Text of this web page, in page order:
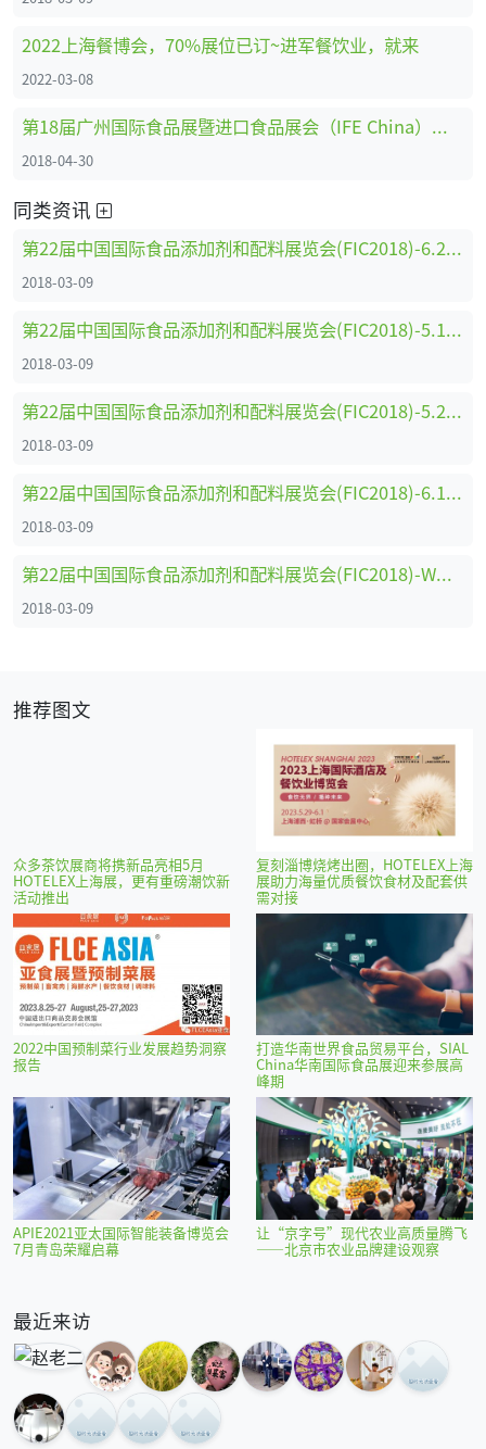
2022上海餐博会，70%展位已订~进军餐饮业，就来
2022-03-08
第18届广州国际食品展暨进口食品展会（IFE China）参展名录
2018-04-30
同类资讯
第22届中国国际食品添加剂和配料展览会(FIC2018)-6.2馆（国内香精展区）参展企业名录
2018-03-09
第22届中国国际食品添加剂和配料展览会(FIC2018)-5.1馆（国际展区）参展企业名录
2018-03-09
第22届中国国际食品添加剂和配料展览会(FIC2018)-5.2馆（国内综合展区）参展企业名录
2018-03-09
第22届中国国际食品添加剂和配料展览会(FIC2018)-6.1馆（国际和国内机械展区）参展企业名录
2018-03-09
第22届中国国际食品添加剂和配料展览会(FIC2018)-WH馆（天然展区）参展企业名录
2018-03-09
推荐图文
众多茶饮展商将携新品亮相5月
HOTELEX上海展，更有重磅潮饮新
活动推出
复刻淄博烧烤出圈，HOTELEX上海
展助力海量优质餐饮食材及配套供
需对接
2022中国预制菜行业发展趋势洞察
报告
打造华南世界食品贸易平台，SIAL
China华南国际食品展迎来参展高
峰期
APIE2021亚太国际智能装备博览会
7月青岛荣耀启幕
让“京字号”现代农业高质量腾飞
——北京市农业品牌建设观察
最近来访